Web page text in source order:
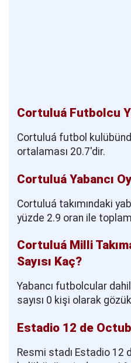
Cortuluá Futbolcu
Cortuluá futbol
ortalaması 20.7'dir.
Cortuluá Yabancı
Cortuluá takımındaki
yüzde 2.9 oran ile
Cortuluá Milli
Sayısı Kaç?
Yabancı futbolcular
sayısı 0 kişi olarak
Estadio 12 de
Resmi stadı Estadio 12